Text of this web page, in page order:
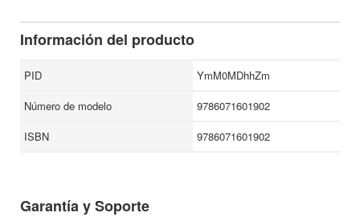
Información del producto
PID
YmM0MDhhZm
Número de modelo
9786071601902
ISBN
9786071601902
Garantía y Soporte